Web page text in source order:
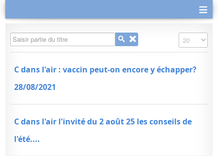
≡
Saisir partie du titre Affichage #
C dans l'air : vaccin peut-on encore y échapper?
28/08/2021
C dans l'air l'invité du 2 août 25 les conseils de
l'été....